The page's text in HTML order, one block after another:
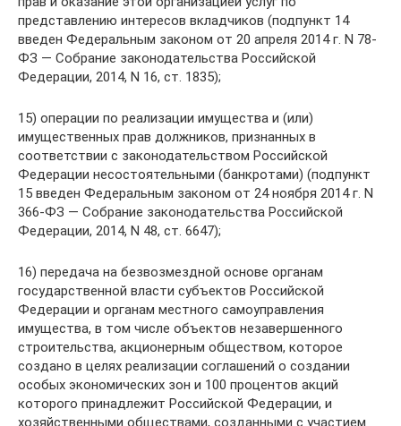
представлению интересов вкладчиков (подпункт 14
введен Федеральным законом от 20 апреля 2014 г. N 78-
ФЗ — Собрание законодательства Российской
Федерации, 2014, N 16, ст. 1835);
15) операции по реализации имущества и (или)
имущественных прав должников, признанных в
соответствии с законодательством Российской
Федерации несостоятельными (банкротами) (подпункт
15 введен Федеральным законом от 24 ноября 2014 г. N
366-ФЗ — Собрание законодательства Российской
Федерации, 2014, N 48, ст. 6647);
16) передача на безвозмездной основе органам
государственной власти субъектов Российской
Федерации и органам местного самоуправления
имущества, в том числе объектов незавершенного
строительства, акционерным обществом, которое
создано в целях реализации соглашений о создании
особых экономических зон и 100 процентов акций
которого принадлежит Российской Федерации, и
хозяйственными обществами, созданными с участием